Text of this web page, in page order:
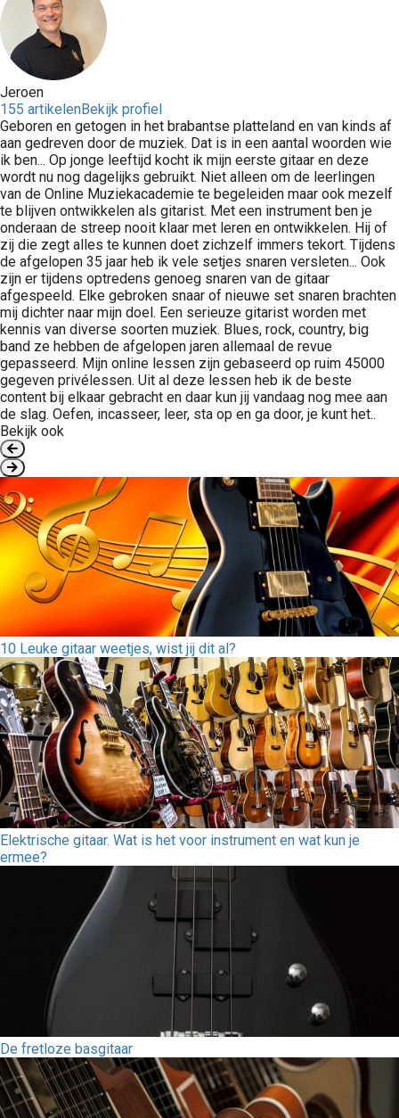
Jeroen
155 artikelenBekijk profiel
Geboren en getogen in het brabantse platteland en van kinds af
aan gedreven door de muziek. Dat is in een aantal woorden wie
ik ben... Op jonge leeftijd kocht ik mijn eerste gitaar en deze
wordt nu nog dagelijks gebruikt. Niet alleen om de leerlingen
van de Online Muziekacademie te begeleiden maar ook mezelf
te blijven ontwikkelen als gitarist. Met een instrument ben je
onderaan de streep nooit klaar met leren en ontwikkelen. Hij of
zij die zegt alles te kunnen doet zichzelf immers tekort. Tijdens
de afgelopen 35 jaar heb ik vele setjes snaren versleten... Ook
zijn er tijdens optredens genoeg snaren van de gitaar
afgespeeld. Elke gebroken snaar of nieuwe set snaren brachten
mij dichter naar mijn doel. Een serieuze gitarist worden met
kennis van diverse soorten muziek. Blues, rock, country, big
band ze hebben de afgelopen jaren allemaal de revue
gepasseerd. Mijn online lessen zijn gebaseerd op ruim 45000
gegeven privélessen. Uit al deze lessen heb ik de beste
content bij elkaar gebracht en daar kun jij vandaag nog mee aan
de slag. Oefen, incasseer, leer, sta op en ga door, je kunt het..
Bekijk ook
10 Leuke gitaar weetjes, wist jij dit al?
Elektrische gitaar. Wat is het voor instrument en wat kun je
ermee?
De fretloze basgitaar